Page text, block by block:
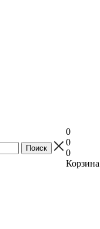
0
0
0
Корзина